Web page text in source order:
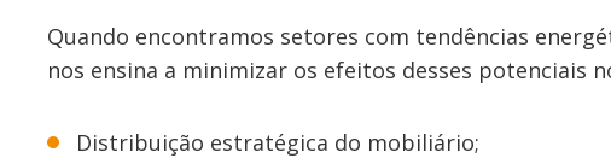
Quando encontramos setores com tendências
nos ensina a minimizar os efeitos desses potenciais
Distribuição estratégica do mobiliário;